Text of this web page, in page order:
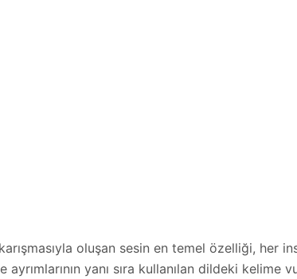
oluşan sesin en temel özelliği, her
yanı sıra kullanılan dildeki kelime